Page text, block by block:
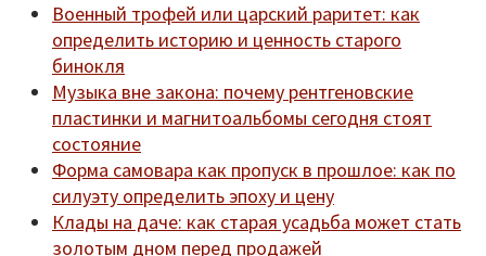
Военный трофей или царский раритет: как
определить историю и ценность старого
бинокля
Музыка вне закона: почему рентгеновские
пластинки и магнитоальбомы сегодня стоят
состояние
Форма самовара как пропуск в прошлое: как по
силуэту определить эпоху и цену
Клады на даче: как старая усадьба может стать
золотым дном перед продажей